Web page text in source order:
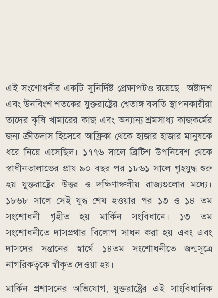
এই সংশোধনীর একটি সুনির্দিষ্ট প্রেক্ষাপটও রয়েছে। অষ্টাদশ
এবং উনবিংশ শতকের যুক্তরাষ্ট্রের শ্বেতাঙ্গ বসতি স্থাপনকারীরা
তাদের কৃষি খামারের কাজ এবং অন্যান্য শ্রমসাধ্য কাজকর্মের
জন্য ক্রীতদাস হিসেবে আফ্রিকা থেকে হাজার হাজার মানুষকে
ধরে নিয়ে এসেছিল। ১৭৭৬ সালে ব্রিটিশ উপনিবেশ থেকে
স্বাধীনতালাভের প্রায় ৯০ বছর পর ১৮৬১ সালে গৃহযুদ্ধ শুরু
হয় যুক্তরাষ্ট্রের উত্তর ও দক্ষিণাঞ্চলীয় রাজ্যগুলোর মধ্যে।
১৮৬৮ সালে সেই যুদ্ধ শেষ হওয়ার পর ১৩ ও ১৪ তম
সংশোধনী গৃহীত হয় মার্কিন সংবিধানে। ১৩ তম
সংশোধনীতে দাসপ্রথার বিলোপ সাধন করা হয় এবং এবং
দাসদের সন্তানের স্বার্থে ১৪তম সংশোধনীতে জন্মসূত্রে
নাগরিকত্বকে স্বীকৃত দেওয়া হয়।
মার্কিন প্রশাসনের অভিযোগ, যুক্তরাষ্ট্রের এই সাংবিধানিক